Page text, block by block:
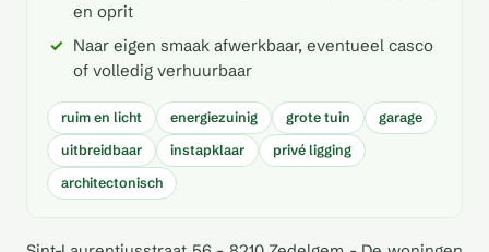
en oprit
Naar eigen smaak afwerkbaar, eventueel casco
of volledig verhuurbaar
ruim en licht energiezuinig grote tuin
garage
uitbreidbaar
instapklaar
privé ligging
architectonisch